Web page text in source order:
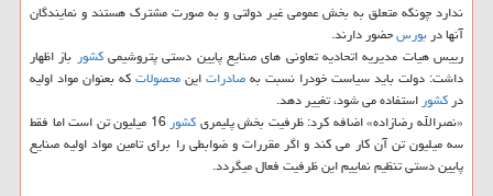
ندارد چونكه متعلق به بخش عمومی غیر دولتی و به صورت مشترك هستند و نمایندگان
آنها دربورسحضور دارند.
رییس هیات مدیریه اتحادیه تعاونی های صنایع پایین دستی پتروشیمیكشور باز اظهار
داشت: دولت باید سیاست خودرا نسبت بهصادراتاینمحصولاتكه بعنوان مواد اولیه
دركشوراستفاده می شود، تغییر دهد.
«نصرالله رضازاده» اضافه كرد: ظرفیت بخش پلیمریكشور
16 میلیون تن است اما فقط
سه میلیون تن آن كار می كند و اگر مقررات و ضوابطی را برای تامین مواد اولیه صنایع
پایین دستی تنظیم نماییم این ظرفیت فعال میگردد.